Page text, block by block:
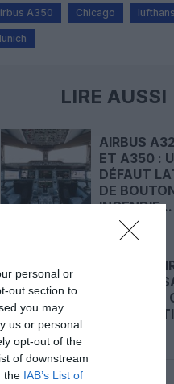
personal or
out section to
you may
us or personal
opt-out of the
of downstream
the IAB’s List of
A350 Chicago
LIRE AUSSI
AIRBUS
ET A350 :
DÉFAUT
DE
INCENDIE...
APRÈS
REMET EN
LA